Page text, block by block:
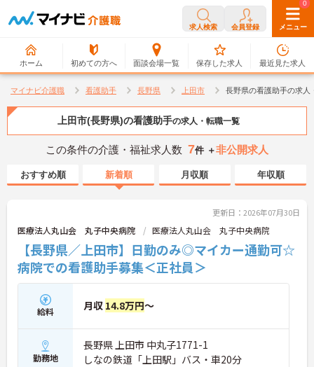
求人検索 会員登録 メニュー
ホーム 初めての方へ 面談会場一覧
0
保存した求人
0
最近見た求人
マイナビ介護職 看護助手 長野県 上田市 長野県の看護助手の求人
上田市(長野県)の看護助手の求人・転職一覧
この条件の介護・福祉求人数 7件 ＋非公開求人
おすすめ順 新着順 月収順 年収順
更新日：2026年07月30日
医療法人丸山会 丸子中央病院 医療法人丸山会 丸子中央病院
【長野県／上田市】日勤のみ◎マイカー通勤可☆
病院での看護助手募集＜正社員＞
給料 月収 14.8万円～
勤務地
長野県 上田市 中丸子1771-1
しなの鉄道「上田駅」バス・車20分